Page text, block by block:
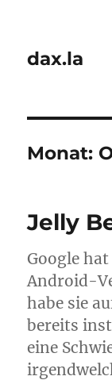
dax.la
Monat:
Jelly
Google
Android-
habe sie
bereits
eine